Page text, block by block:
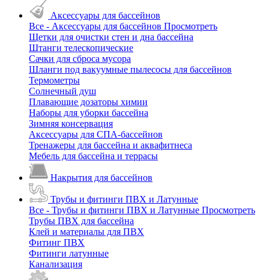
Аксессуары для бассейнов
Все - Аксессуары для бассейнов Просмотреть
Щетки для очистки стен и дна бассейна
Штанги телескопические
Сачки для сброса мусора
Шланги под вакуумные пылесосы для бассейнов
Термометры
Солнечный душ
Плавающие дозаторы химии
Наборы для уборки бассейна
Зимняя консервация
Аксессуары для СПА-бассейнов
Тренажеры для бассейна и аквафитнеса
Мебель для бассейна и террасы
Накрытия для бассейнов
Трубы и фитинги ПВХ и Латунные
Все - Трубы и фитинги ПВХ и Латунные Просмотреть
Трубы ПВХ для бассейна
Клей и материалы для ПВХ
Фитинг ПВХ
Фитинги латунные
Канализация